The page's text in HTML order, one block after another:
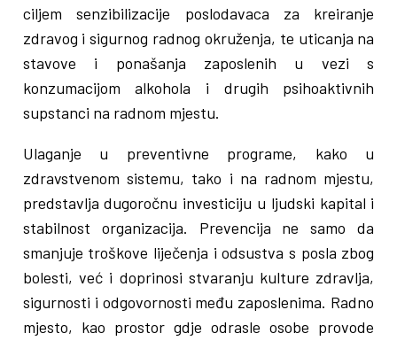
ciljem senzibilizacije poslodavaca za kreiranje
zdravog i sigurnog radnog okruženja, te uticanja na
stavove i ponašanja zaposlenih u vezi s
konzumacijom alkohola i drugih psihoaktivnih
supstanci na radnom mjestu.
Ulaganje u preventivne programe, kako u
zdravstvenom sistemu, tako i na radnom mjestu,
predstavlja dugoročnu investiciju u ljudski kapital i
stabilnost organizacija. Prevencija ne samo da
smanjuje troškove liječenja i odsustva s posla zbog
bolesti, već i doprinosi stvaranju kulture zdravlja,
sigurnosti i odgovornosti među zaposlenima. Radno
mjesto, kao prostor gdje odrasle osobe provode